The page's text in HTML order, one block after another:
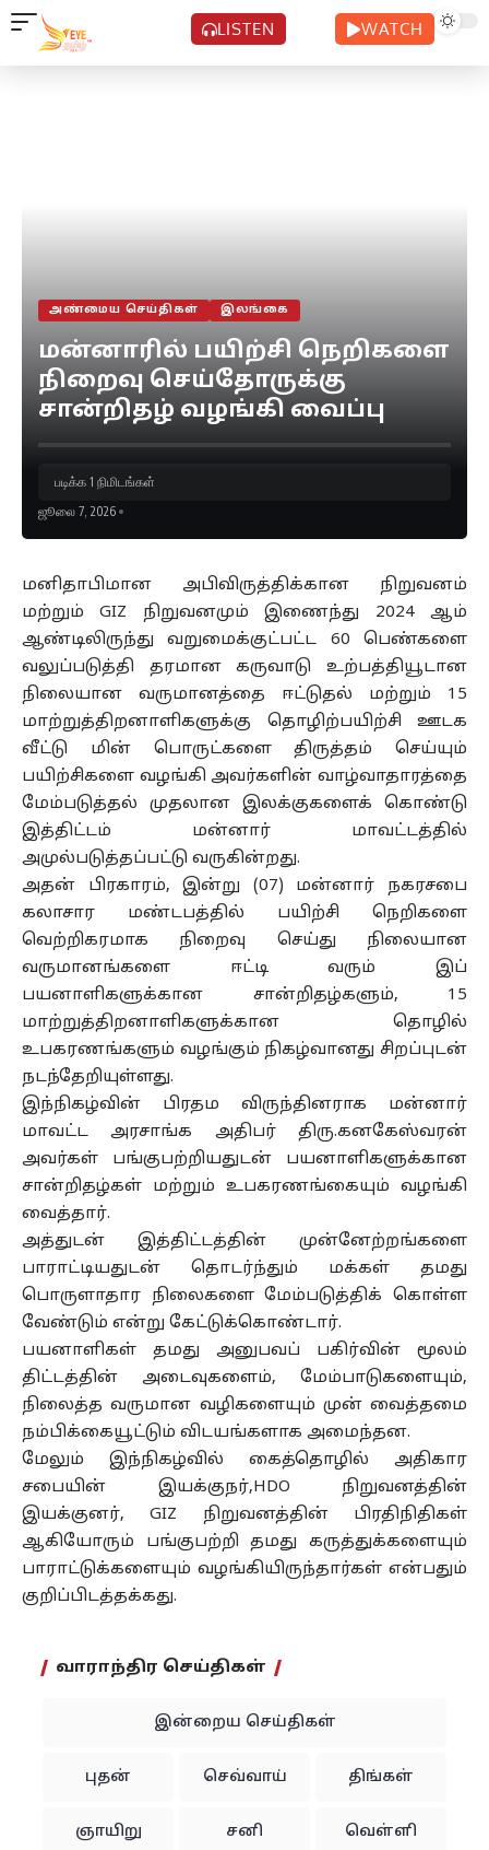
LISTEN WATCH
அண்மைய செய்திகள் இலங்கை
மன்னாரில் பயிற்சி நெறிகளை
நிறைவு செய்தோருக்கு
சான்றிதழ் வழங்கி வைப்பு
ஜூலை 7, 2026
படிக்க 1 நிமிடங்கள்
மனிதாபிமான அபிவிருத்திக்கான நிறுவனம்
மற்றும் GIZ நிறுவனமும் இணைந்து 2024 ஆம்
ஆண்டிலிருந்து வறுமைக்குட்பட்ட 60 பெண்களை
வலுப்படுத்தி தரமான கருவாடு உற்பத்தியூடான
நிலையான வருமானத்தை ஈட்டுதல் மற்றும் 15
மாற்றுத்திறனாளிகளுக்கு தொழிற்பயிற்சி ஊடக
வீட்டு மின் பொருட்களை திருத்தம் செய்யும்
பயிற்சிகளை வழங்கி அவர்களின் வாழ்வாதாரத்தை
மேம்படுத்தல் முதலான இலக்குகளைக் கொண்டு
இத்திட்டம் மன்னார் மாவட்டத்தில்
அமுல்படுத்தப்பட்டு வருகின்றது.
அதன் பிரகாரம், இன்று (07) மன்னார் நகரசபை
கலாசார மண்டபத்தில் பயிற்சி நெறிகளை
வெற்றிகரமாக நிறைவு செய்து நிலையான
வருமானங்களை ஈட்டி வரும் இப்
பயனாளிகளுக்கான சான்றிதழ்களும், 15
மாற்றுத்திறனாளிகளுக்கான தொழில்
உபகரணங்களும் வழங்கும் நிகழ்வானது சிறப்புடன்
நடந்தேறியுள்ளது.
இந்நிகழ்வின் பிரதம விருந்தினராக மன்னார்
மாவட்ட அரசாங்க அதிபர் திரு.கனகேஸ்வரன்
அவர்கள் பங்குபற்றியதுடன் பயனாளிகளுக்கான
சான்றிதழ்கள் மற்றும் உபகரணங்கையும் வழங்கி
வைத்தார்.
அத்துடன் இத்திட்டத்தின் முன்னேற்றங்களை
பாராட்டியதுடன் தொடர்ந்தும் மக்கள் தமது
பொருளாதார நிலைகளை மேம்படுத்திக் கொள்ள
வேண்டும் என்று கேட்டுக்கொண்டார்.
பயனாளிகள் தமது அனுபவப் பகிர்வின் மூலம்
திட்டத்தின் அடைவுகளைம், மேம்பாடுகளையும்,
நிலைத்த வருமான வழிகளையும் முன் வைத்தமை
நம்பிக்கையூட்டும் விடயங்களாக அமைந்தன.
மேலும் இந்நிகழ்வில் கைத்தொழில் அதிகார
சபையின் இயக்குநர்,HDO நிறுவனத்தின்
இயக்குனர், GIZ நிறுவனத்தின் பிரதிநிதிகள்
ஆகியோரும் பங்குபற்றி தமது கருத்துக்களையும்
பாராட்டுக்களையும் வழங்கியிருந்தார்கள் என்பதும்
குறிப்பிடத்தக்கது.
வாராந்திர செய்திகள்
இன்றைய செய்திகள்
புதன் செவ்வாய் திங்கள்
ஞாயிறு சனி வெள்ளி